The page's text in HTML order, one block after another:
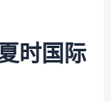
时国际